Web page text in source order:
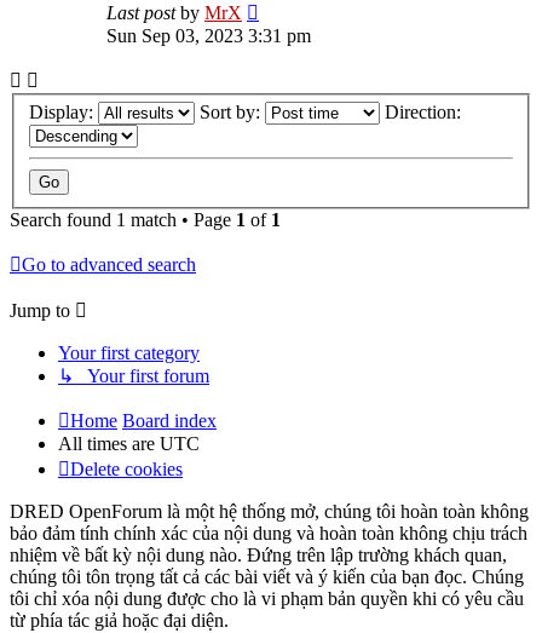
Last postby MrX
Sun Sep 03, 2023 3:31 pm
Display: Sort by: Direction:
Search found 1 match • Page 1 of 1
Go to advanced search
Jump to
Your first category
↳ Your first forum
Home Board index
All times are UTC
Delete cookies
DRED OpenForum là một hệ thống mở, chúng tôi hoàn toàn không
bảo đảm tính chính xác của nội dung và hoàn toàn không chịu trách
nhiệm về bất kỳ nội dung nào. Đứng trên lập trường khách quan,
chúng tôi tôn trọng tất cả các bài viết và ý kiến của bạn đọc. Chúng
tôi chỉ xóa nội dung được cho là vi phạm bản quyền khi có yêu cầu
từ phía tác giả hoặc đại diện.